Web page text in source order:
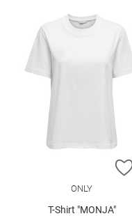
ONLY
T-Shirt "MONJA"